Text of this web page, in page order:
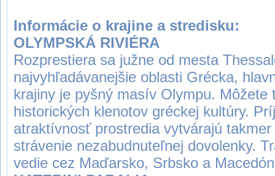
Informácie o krajine a stredisku:
OLYMPSKÁ RIVIÉRA
Rozprestiera sa južne od mesta
najvyhľadávanejšie oblasti Grécka,
krajiny je pyšný masív Olympu. Môžete
historických klenotov gréckej kultúry.
atraktívnosť prostredia vytvárajú
strávenie nezabudnuteľnej dovolenky.
vedie cez Maďarsko, Srbsko a